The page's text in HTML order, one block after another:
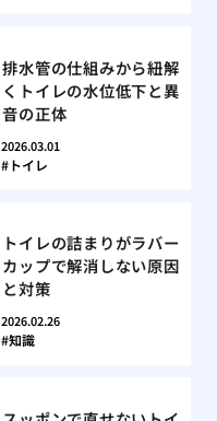
排水管の仕組みから紐解
くトイレの水位低下と異
音の正体
2026.03.01
トイレ
トイレの詰まりがラバー
カップで解消しない原因
と対策
2026.02.26
知識